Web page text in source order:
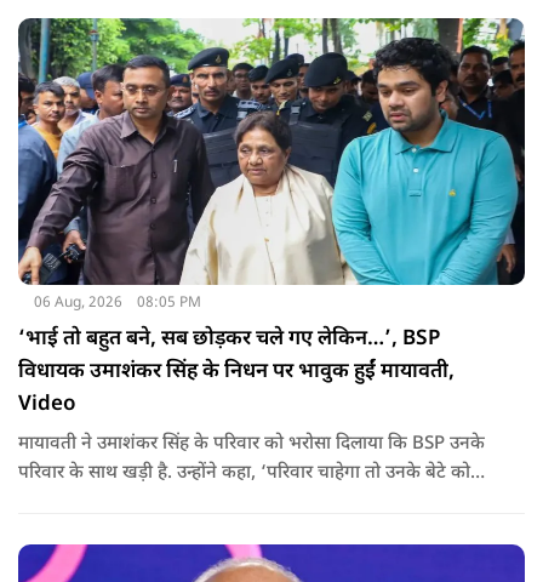
06 Aug, 2026 08:05 PM
‘भाई तो बहुत बने, सब छोड़कर चले गए लेकिन…’, BSP
विधायक उमाशंकर सिंह के निधन पर भावुक हुईं मायावती,
Video
मायावती ने उमाशंकर सिंह के परिवार को भरोसा दिलाया कि BSP उनके
परिवार के साथ खड़ी है. उन्होंने कहा, ‘परिवार चाहेगा तो उनके बेटे को